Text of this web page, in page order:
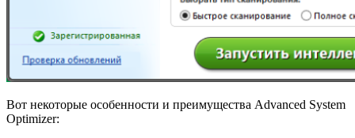
Вот некоторые особенности и преимущества Advanced System
Optimizer: